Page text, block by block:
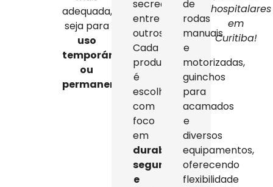
adequada,
seja para
uso
temporário
ou
permanente
secreção,
entre
outros.
Cada
produto
é
escolhido
com
foco
em
durabilidade,
segurança
e
de
rodas
manuais
e
motorizadas,
guinchos
para
acamados
e
diversos
equipamentos,
oferecendo
flexibilidade
hospitalares
em
Curitiba!